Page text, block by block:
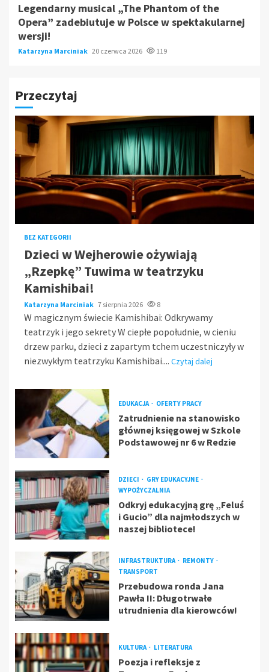
Legendarny musical „The Phantom of the
Opera” zadebiutuje w Polsce w spektakularnej
wersji!
Katarzyna Marciniak 20 czerwca 2026 119
Przeczytaj
BEZ KATEGORII
Dzieci w Wejherowie ożywiają
„Rzepkę” Tuwima w teatrzyku
Kamishibai!
Katarzyna Marciniak 7 sierpnia 2026 8
W magicznym świecie Kamishibai: Odkrywamy
teatrzyk i jego sekrety W ciepłe popołudnie, w cieniu
drzew parku, dzieci z zapartym tchem uczestniczyły w
niezwykłym teatrzyku Kamishibai.... Czytaj dalej
EDUKACJA OFERTY PRACY
Zatrudnienie na stanowisko
głównej księgowej w Szkole
Podstawowej nr 6 w Redzie
DZIECI
GRY EDUKACYJNE
WYPOŻYCZALNIA
Odkryj edukacyjną grę „Feluś
i Gucio” dla najmłodszych w
naszej bibliotece!
INFRASTRUKTURA
REMONTY
TRANSPORT
Przebudowa ronda Jana
Pawła II: Długotrwałe
utrudnienia dla kierowców!
KULTURA LITERATURA
Poezja i refleksje z